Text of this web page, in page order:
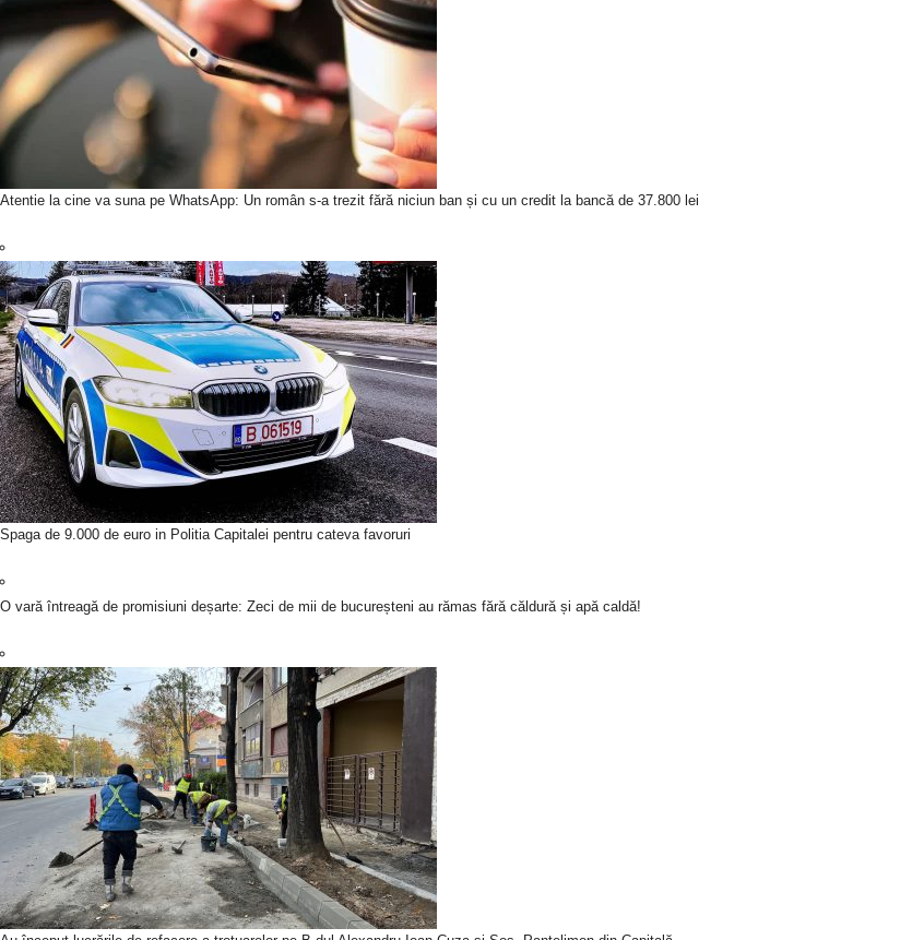
Atentie la cine va suna pe WhatsApp: Un român s-a trezit fără niciun ban și cu un credit la bancă de 37.800 lei
Spaga de 9.000 de euro in Politia Capitalei pentru cateva favoruri
O vară întreagă de promisiuni deșarte: Zeci de mii de bucureșteni au rămas fără căldură și apă caldă!